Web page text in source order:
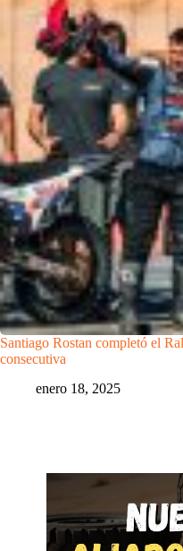
Santiago Rostan completó el
consecutiva
enero 18, 2025